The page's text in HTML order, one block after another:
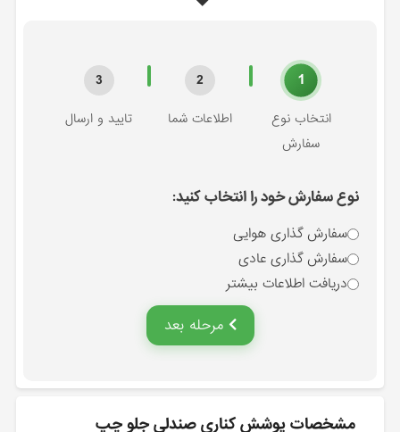
1
انتخاب نوع
سفارش
2
اطلاعات شما
3
تایید و ارسال
نوع سفارش خود را انتخاب کنید:
سفارش گذاری هوایی
سفارش گذاری عادی
دریافت اطلاعات بیشتر
مرحله بعد
مشخصات پوشش كناري صندلي جلو چپ